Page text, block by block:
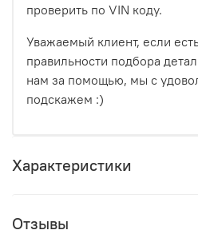
проверить по VIN коду.
Уважаемый клиент, если
правильности подбора
нам за помощью, мы с
подскажем :)
Характеристики
Отзывы